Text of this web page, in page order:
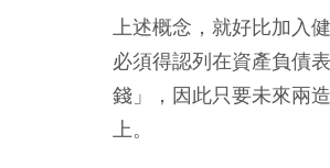
上述概念，就好比加入
必須得認列在資產負債
錢」，因此只要未來兩
上。